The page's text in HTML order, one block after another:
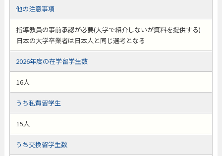
他の注意事項
指導教員の事前承認が必要(大学で紹介しないが資料を提供する)
日本の大学卒業者は日本人と同じ選考となる
2026年度の在学留学生数
16人
うち私費留学生
15人
うち交換留学生数